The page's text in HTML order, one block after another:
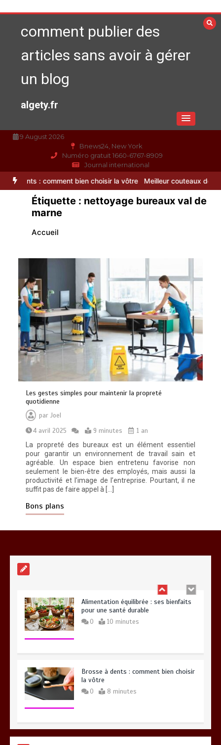
au
contenucomment publier des
articles sans avoir à gérer
un blog
algety.fr
9 August 2026
Bnews24, New York
Numéro gratuit 1660-6767-8909
Journal international
bien choisir la vôtre Meilleur couteaux de cuisine
Étiquette : nettoyage bureaux val de
marne
Accueil
Les gestes simples pour maintenir la propreté
quotidienne
parJoel
4 avril 2025
9 minutes
1 an
La propreté des bureaux est un élément essentiel
pour garantir un environnement de travail sain et
agréable. Un espace bien entretenu favorise non
seulement le bien-être des employés, mais aussi la
productivité et l’image de l’entreprise. Pourtant, il ne
suffit pas de faire appel à […]
Bons plans
Brosse à dents : comment bien choisir
Vitalité au quotidien : découvrez notre
banc d’essai 2026 des 9 meilleurs
compléments d’oméga 3
0 24 minutes
Meilleur couteaux de cuisine
Alimentation équilibrée : ses bienfaits
pour une santé durable
0 10 minutes
Brosse à dents : comment bien choisir
la vôtre
0 8 minutes